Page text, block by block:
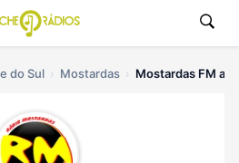
do Sul Mostardas Mostardas FM ao